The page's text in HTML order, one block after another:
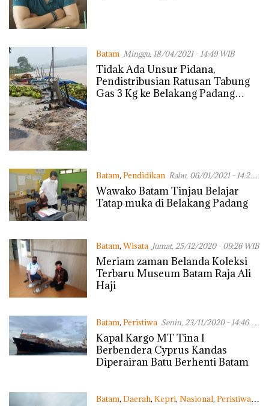
Batam Minggu, 18/04/2021 - 14:49 WIB
Tidak Ada Unsur Pidana,
Pendistribusian Ratusan Tabung
Gas 3 Kg ke Belakang Padang
Batam, Pendidikan Rabu, 06/01/2021 - 14:24
WIB
Wawako Batam Tinjau Belajar
Tatap muka di Belakang Padang
Batam,Wisata Jumat, 25/12/2020 - 09:26 WIB
Meriam zaman Belanda Koleksi
Terbaru Museum Batam Raja Ali
Haji
Batam, Peristiwa Senin, 23/11/2020 - 14:46
WIB
Kapal Kargo MT Tina I
Berbendera Cyprus Kandas
Diperairan Batu Berhenti Batam
Batam, Daerah, Kepri, Nasional, Peristiwa